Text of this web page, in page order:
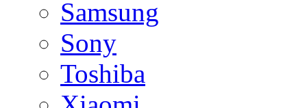
Samsung
Sony
Toshiba